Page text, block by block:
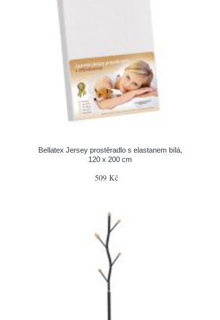
Bellatex Jersey prostěradlo s elastanem bílá,
120 x 200 cm
509 Kč